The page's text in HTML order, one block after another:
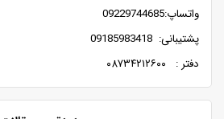
واتساپ:09229744685
پشتیبانی: 09185983418
دفتر : ۰۸۷۳۴۲۱۲۶۰۰